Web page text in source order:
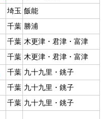
埼玉 飯能
千葉 勝浦
千葉 木更津・君津・富津
千葉 木更津・君津・富津
千葉 九十九里・銚子
千葉 九十九里・銚子
千葉 九十九里・銚子